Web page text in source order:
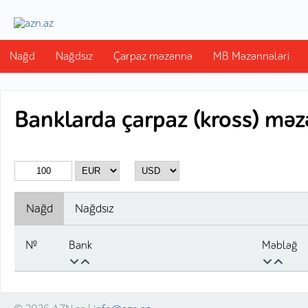
Nağd Nağdsız Çarpaz məzənnə MB Məzənnələri
Banklarda çarpaz (kross)
Nağd Nağdsız
Bank Məbləğ